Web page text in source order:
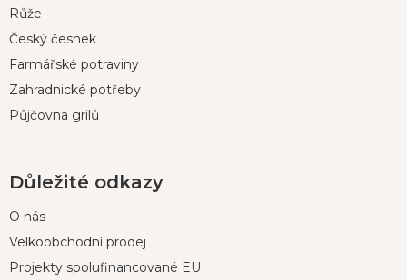
Růže
Český česnek
Farmářské potraviny
Zahradnické potřeby
Půjčovna grilů
Důležité odkazy
O nás
Velkoobchodní prodej
Projekty spolufinancované EU